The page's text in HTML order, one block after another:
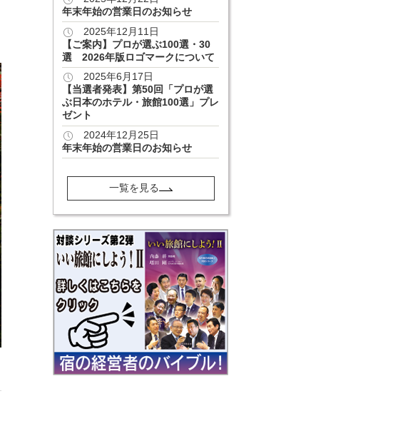
年末年始の営業日のお知らせ
2025年12月11日
【ご案内】プロが選ぶ100選・30
選 2026年版ロゴマークについて
2025年6月17日
【当選者発表】第50回「プロが選
ぶ日本のホテル・旅館100選」プレ
ゼント
2024年12月25日
年末年始の営業日のお知らせ
一覧を見る